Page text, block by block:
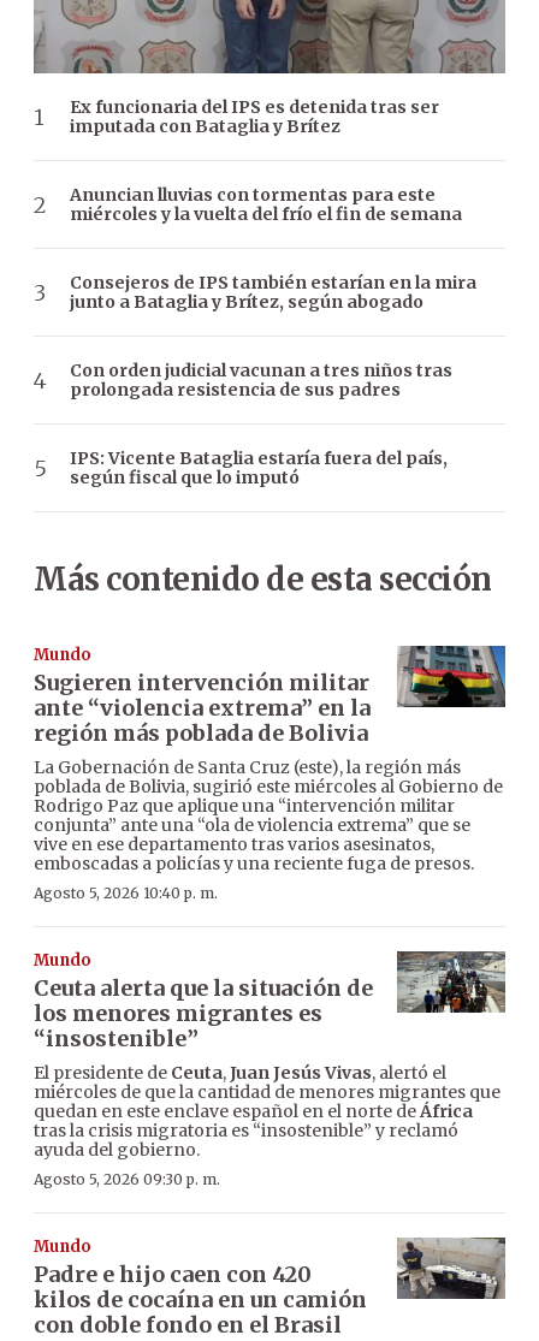
Ex funcionaria del IPS es detenida tras ser
imputada con Bataglia y Brítez
Anuncian lluvias con tormentas para este
miércoles y la vuelta del frío el fin de semana
Consejeros de IPS también estarían en la mira
junto a Bataglia y Brítez, según abogado
Con orden judicial vacunan a tres niños tras
prolongada resistencia de sus padres
IPS: Vicente Bataglia estaría fuera del país,
según fiscal que lo imputó
Más contenido de esta sección
Mundo
Sugieren intervención militar
ante “violencia extrema” en la
región más poblada de Bolivia
La Gobernación de Santa Cruz (este), la región más
poblada de Bolivia, sugirió este miércoles al Gobierno de
Rodrigo Paz que aplique una “intervención militar
conjunta” ante una “ola de violencia extrema” que se
vive en ese departamento tras varios asesinatos,
emboscadas a policías y una reciente fuga de presos.
Agosto 5, 2026 10:40 p. m.
Mundo
Ceuta alerta que la situación de
los menores migrantes es
“insostenible”
El presidente de Ceuta,Juan Jesús Vivas, alertó el
miércoles de que la cantidad de menores migrantes que
quedan en este enclave español en el norte deÁfrica
tras la crisis migratoria es “insostenible” y reclamó
ayuda del gobierno.
Agosto 5, 2026 09:30 p. m.
Mundo
Padre e hijo caen con 420
kilos de cocaína en un camión
con doble fondo en el Brasil